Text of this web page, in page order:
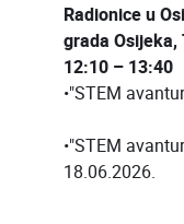
Radionice u
grada
12:10 – 13:40
•"STEM
•"STEM
18.06.2026.